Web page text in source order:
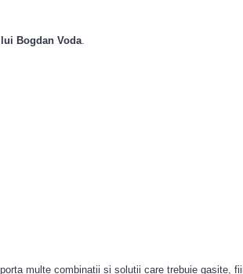
Bogdan Voda
multe combinatii si solutii care trebuie gasite,